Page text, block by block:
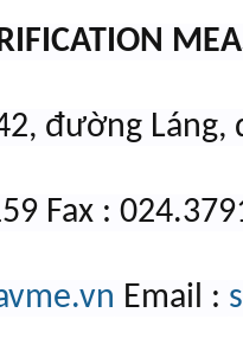
đường Láng,
Fax :
Email :